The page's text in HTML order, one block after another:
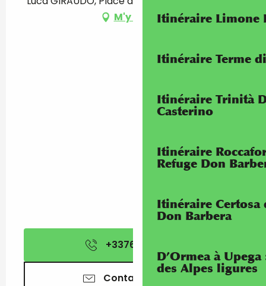
Itinéraire Limone
Itinéraire Terme
Itinéraire Trinità
Casterino
Itinéraire
Refuge Don
Itinéraire Certosa
Don Barbera
D’Ormea à
des Alpes ligures
M'y rendre
+337672204
Contactez-nous